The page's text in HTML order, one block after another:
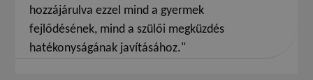
hozzájárulva ezzel mind a gyermek
fejlődésének, mind a szülői megküzdés
hatékonyságának javításához."